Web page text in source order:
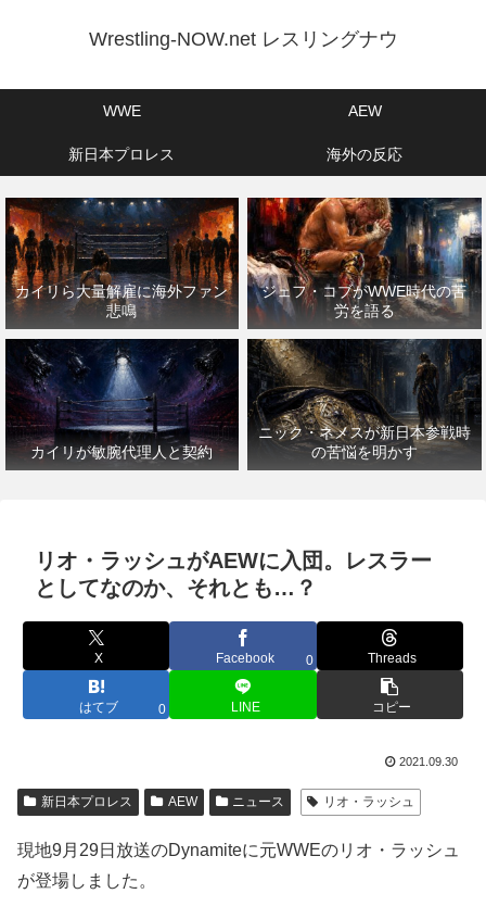
Wrestling-NOW.net レスリングナウ
WWE AEW
新日本プロレス 海外の反応
カイリら大量解雇に海外ファン
悲鳴
ジェフ・コブがWWE時代の苦
労を語る
カイリが敏腕代理人と契約
ニック・ネメスが新日本参戦時
の苦悩を明かす
リオ・ラッシュがAEWに入団。レスラー
としてなのか、それとも…？
X Facebook 0 Threads
はてブ 0 LINE コピー
2021.09.30
新日本プロレス AEW ニュース リオ・ラッシュ
現地9月29日放送のDynamiteに元WWEのリオ・ラッシュ
が登場しました。